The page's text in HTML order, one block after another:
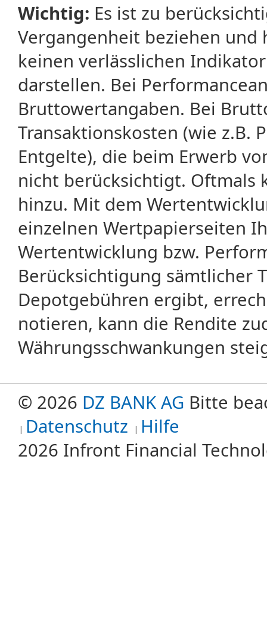
Wichtig: Es ist zu
Vergangenheit beziehen
keinen verlässlichen
darstellen. Bei
Bruttowertangaben. Bei
Transaktionskosten (wie z.B.
Entgelte), die beim Erwerb
nicht berücksichtigt. Oftmals
hinzu. Mit dem
einzelnen Wertpapierseiten
Wertentwicklung bzw.
Berücksichtigung sämtlicher
Depotgebühren ergibt,
notieren, kann die Rendite
Währungsschwankungen
© 2026 DZ BANK AG Bitte
Datenschutz Hilfe
2026 Infront Financial